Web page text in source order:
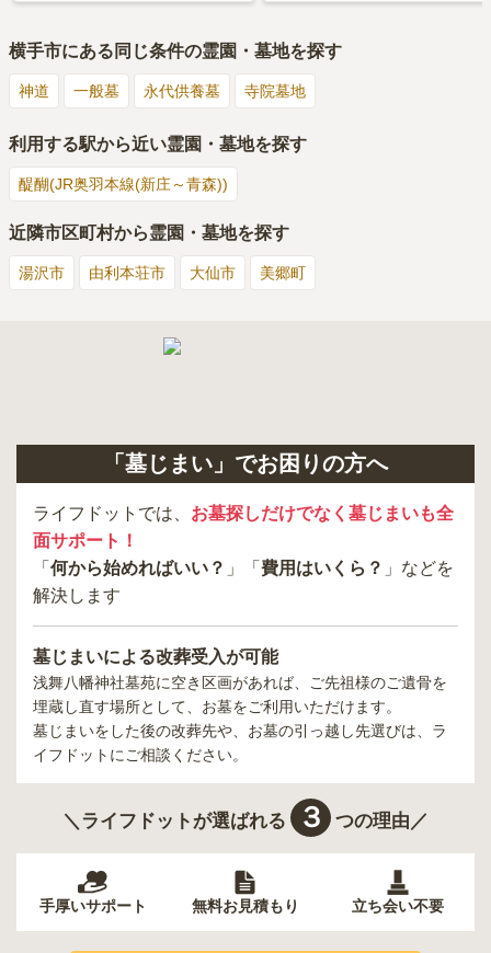
横手市にある同じ条件の霊園・墓地を探す
神道 一般墓 永代供養墓 寺院墓地
利用する駅から近い霊園・墓地を探す
醍醐(JR奥羽本線(新庄～青森))
近隣市区町村から霊園・墓地を探す
湯沢市 由利本荘市 大仙市 美郷町
「墓じまい」でお困りの方へ
ライフドットでは、 お墓探しだけでなく墓じまいも全
面サポート！
「 何から始めればいい？ 」「 費用はいくら？ 」などを
解決します
墓じまいによる改葬受入が可能
浅舞八幡神社墓苑に空き区画があれば、ご先祖様のご遺骨を
埋蔵し直す場所として、お墓をご利用いただけます。
墓じまいをした後の改葬先や、お墓の引っ越し先選びは、ラ
イフドットにご相談ください。
＼ライフドットが選ばれる ３ つの理由／
手厚いサポート 無料お見積もり 立ち会い不要